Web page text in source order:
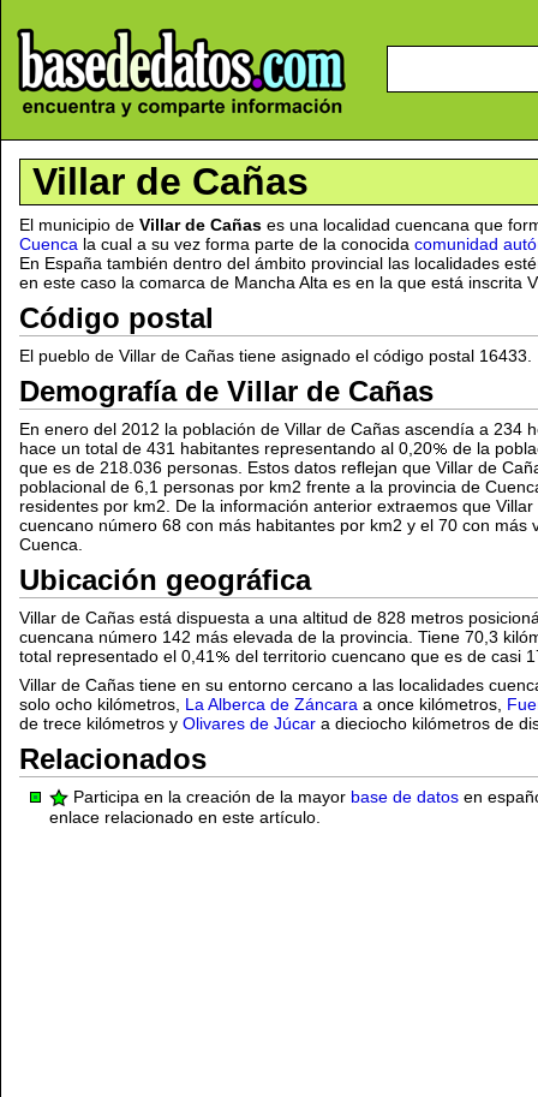
Villar de Cañas
El municipio de Villar de Cañas es una localidad cuencana que
Cuenca la cual a su vez forma parte de la conocida comunidad
En España también dentro del ámbito provincial las localidades
en este caso la comarca de Mancha Alta es en la que está inscrita
Código postal
El pueblo de Villar de Cañas tiene asignado el código postal 16433.
Demografía de Villar de Cañas
En enero del 2012 la población de Villar de Cañas ascendía a 234
hace un total de 431 habitantes representando al 0,20
de la
que es de 218.036 personas. Estos datos reflejan que Villar de
poblacional de 6,1 personas por km2 frente a la provincia de
residentes por km2. De la información anterior extraemos que
cuencano número 68 con más habitantes por km2 y el 70 con más
Cuenca.
Ubicación geográfica
Villar de Cañas está dispuesta a una altitud de 828 metros
cuencana número 142 más elevada de la provincia. Tiene 70,3
total representado el 0,41
del territorio cuencano que es de casi
Villar de Cañas tiene en su entorno cercano a las localidades
solo ocho kilómetros, La Alberca de Záncara a once kilómetros,
de trece kilómetros y Olivares de Júcar a dieciocho kilómetros de
Relacionados
Participa en la creación de la mayor base de datos en
enlace relacionado en este artículo.